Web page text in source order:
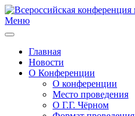
Меню
Главная
Новости
О Конференции
О конференции
Место проведения
О Г.Г. Чёрном